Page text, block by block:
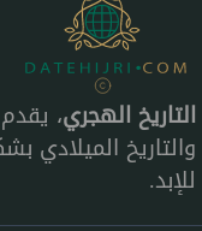
التاريخ الهجري،
والتاريخ
للإبد.